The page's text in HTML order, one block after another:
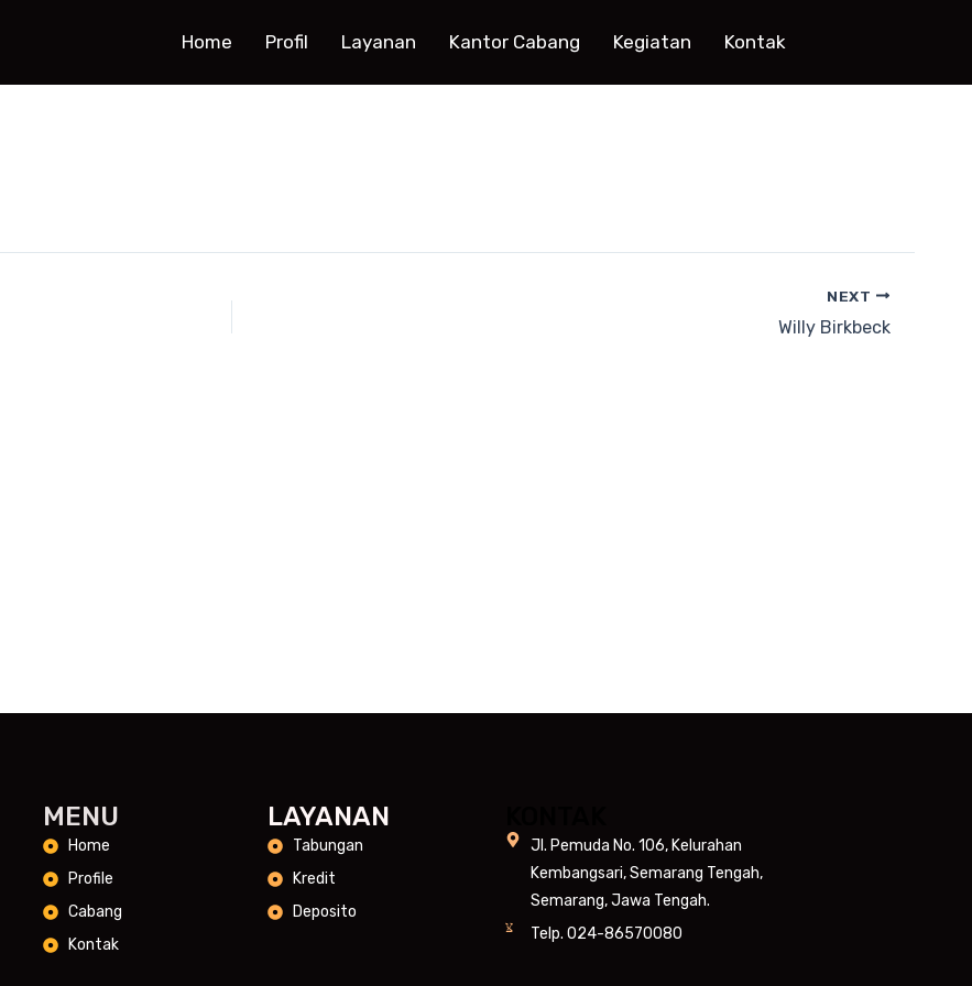
Home Profil Layanan Kantor Cabang Kegiatan Kontak
NEXT
Willy Birkbeck
MENU
Home
Profile
Cabang
Kontak
LAYANAN
Tabungan
Kredit
Deposito
Jl. Pemuda No. 106, Kelurahan
Kembangsari, Semarang Tengah,
Semarang, Jawa Tengah.
Telp. 024-86570080